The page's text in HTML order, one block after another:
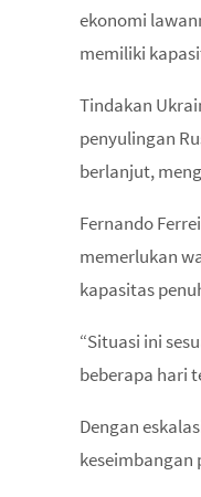
ekonomi
memiliki
Tindakan
penyulingan
berlanjut,
Fernando
memerlukan
kapasitas
“Situasi ini
beberapa hari
Dengan
keseimbangan